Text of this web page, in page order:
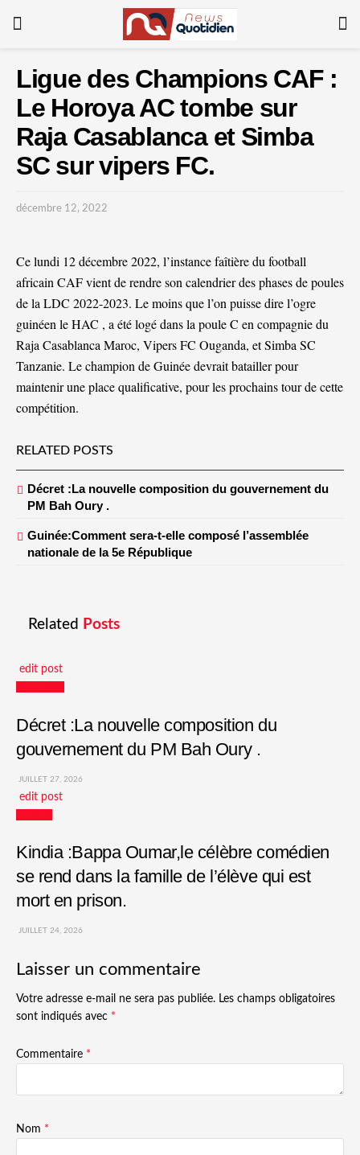
Ligue des Champions CAF :
Le Horoya AC tombe sur
Raja Casablanca et Simba
SC sur vipers FC.
décembre 12, 2022
Ce lundi 12 décembre 2022, l’instance faîtière du football
africain CAF vient de rendre son calendrier des phases de poules
de la LDC 2022-2023. Le moins que l’on puisse dire l’ogre
guinéen le HAC , a été logé dans la poule C en compagnie du
Raja Casablanca Maroc, Vipers FC Ouganda, et Simba SC
Tanzanie. Le champion de Guinée devrait batailler pour
maintenir une place qualificative, pour les prochains tour de cette
compétition.
RELATED POSTS
Décret :La nouvelle composition du gouvernement du
PM Bah Oury .
Guinée:Comment sera-t-elle composé l’assemblée
nationale de la 5e République
Related Posts
edit post
Décret :La nouvelle composition du
gouvernement du PM Bah Oury .
JUILLET 27, 2026
edit post
Kindia :Bappa Oumar,le célèbre comédien
se rend dans la famille de l’élève qui est
mort en prison.
JUILLET 24, 2026
Laisser un commentaire
Votre adresse e-mail ne sera pas publiée. Les champs obligatoires
sont indiqués avec *
Commentaire *
Nom *